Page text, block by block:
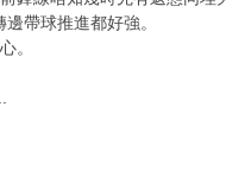
帶球推進都好強。
。